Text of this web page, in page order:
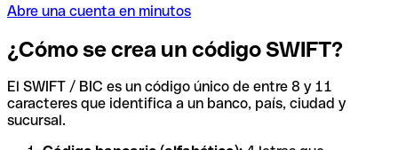
Abre una cuenta en minutos
¿Cómo se crea un código SWIFT?
El SWIFT / BIC es un código único de entre 8 y 11
caracteres que identifica a un banco, país, ciudad y
sucursal.